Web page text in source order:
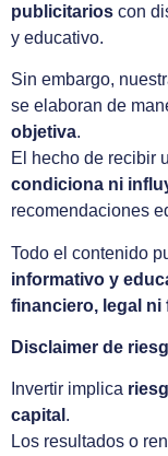
publicitarios con
y educativo.
Sin embargo,
se elaboran de
objetiva.
El hecho de recibir
condiciona ni
recomendaciones
Todo el contenido
informativo y
financiero, legal ni
Disclaimer de
Invertir implica
capital .
Los resultados o